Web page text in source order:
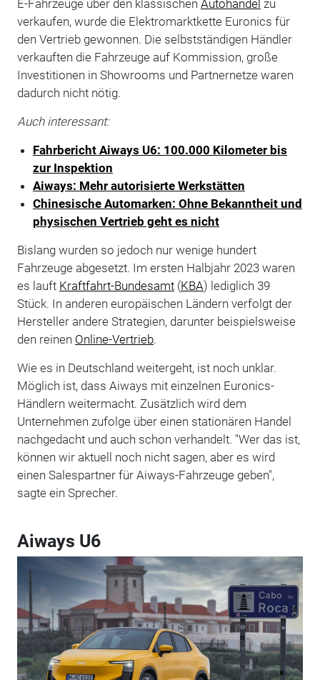
E-Fahrzeuge über den klassischen Autohandel zu
verkaufen, wurde die Elektromarktkette Euronics für
den Vertrieb gewonnen. Die selbstständigen Händler
verkauften die Fahrzeuge auf Kommission, große
Investitionen in Showrooms und Partnernetze waren
dadurch nicht nötig.
Auch interessant:
Fahrbericht Aiways U6: 100.000 Kilometer bis
zur Inspektion
Aiways: Mehr autorisierte Werkstätten
Chinesische Automarken: Ohne Bekanntheit und
physischen Vertrieb geht es nicht
Bislang wurden so jedoch nur wenige hundert
Fahrzeuge abgesetzt. Im ersten Halbjahr 2023 waren
es lauft Kraftfahrt-Bundesamt(KBA) lediglich 39
Stück. In anderen europäischen Ländern verfolgt der
Hersteller andere Strategien, darunter beispielsweise
den reinen Online-Vertrieb.
Wie es in Deutschland weitergeht, ist noch unklar.
Möglich ist, dass Aiways mit einzelnen Euronics-
Händlern weitermacht. Zusätzlich wird dem
Unternehmen zufolge über einen stationären Handel
nachgedacht und auch schon verhandelt. "Wer das ist,
können wir aktuell noch nicht sagen, aber es wird
einen Salespartner für Aiways-Fahrzeuge geben",
sagte ein Sprecher.
Aiways U6